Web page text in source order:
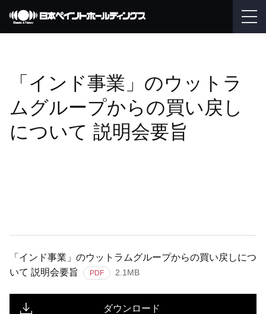
「インド事業」のウットラ
ムグループからの買い戻し
について 説明会要旨
ダウンロード
「インド事業」のウットラムグループからの買い戻しにつ
いて 説明会要旨
PDF 2.1MB